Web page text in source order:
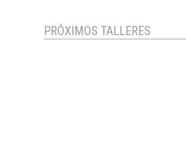
PRÓXIMOS TALLERES